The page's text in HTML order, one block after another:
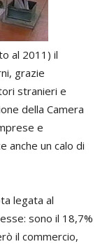
al 2011) il
grazie
stranieri e
della Camera
e
anche un calo di
legata al
sono il 18,7%
il commercio,